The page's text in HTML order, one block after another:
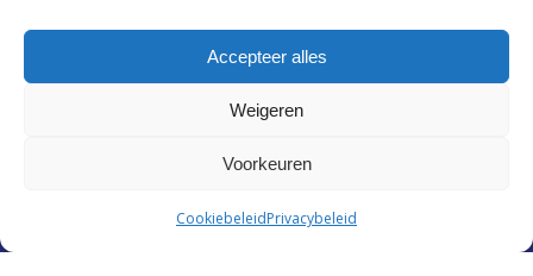
Accepteer alles
Weigeren
Voorkeuren
CookiebeleidPrivacybeleid
Ik wil graag op de hoogte blijven